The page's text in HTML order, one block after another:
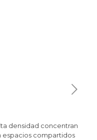
densidad concentran
espacios compartidos